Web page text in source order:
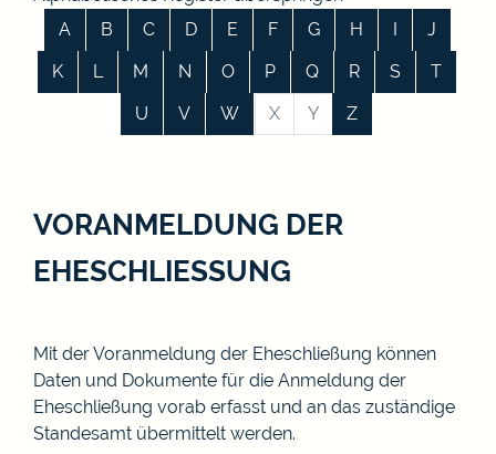
A
B C D E F G H I
J
K
L M N O P Q R S
T
U
V W X Y Z
VORANMELDUNG DER
EHESCHLIESSUNG
Mit der Voranmeldung der Eheschließung können
Daten und Dokumente für die Anmeldung der
Eheschließung vorab erfasst und an das zuständige
Standesamt übermittelt werden.